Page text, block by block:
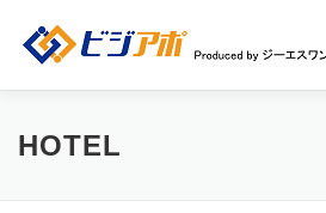
HOME
HOTEL